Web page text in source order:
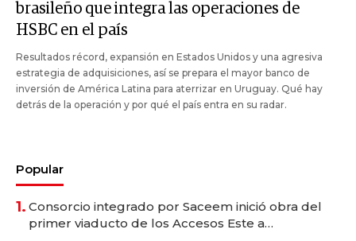
brasileño que integra las operaciones de
HSBC en el país
Resultados récord, expansión en Estados Unidos y una agresiva
estrategia de adquisiciones, así se prepara el mayor banco de
inversión de América Latina para aterrizar en Uruguay. Qué hay
detrás de la operación y por qué el país entra en su radar.
Popular
1. Consorcio integrado por Saceem inició obra del
primer viaducto de los Accesos Este a